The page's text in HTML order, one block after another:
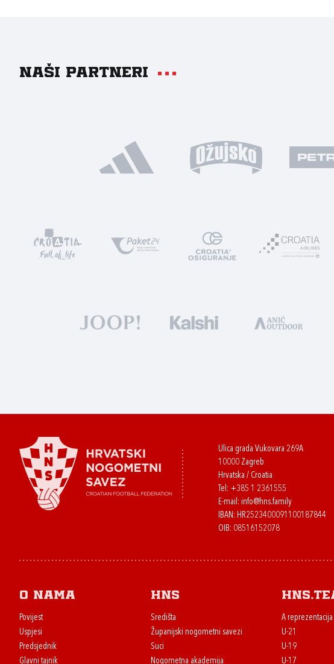
Naši partneri
Ulica grada Vukovara 269A
10000 Zagreb
Hrvatska / Croatia
Tel: +385 1 2361555
E-mail: info@hns.family
IBAN: HR2523400091100187844
OIB: 08516152078
O nama
Povijest
Uspjesi
Predsjednik
Glavni tajnik
HNS
Središta
Županijski nogometni savezi
Suci
Nogometna akademija
A reprezentacija
U-21
U-19
U-17